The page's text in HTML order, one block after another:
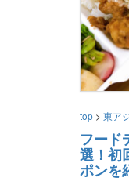
top > 東ア
フード
選！初
ポンを